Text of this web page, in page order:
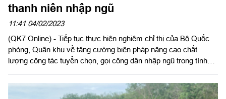
thanh niên nhập ngũ
11:41 04/02/2023
(QK7 Online) - Tiếp tục thực hiện nghiêm chỉ thị của Bộ Quốc
phòng, Quân khu về tăng cường biện pháp nâng cao chất
lượng công tác tuyển chọn, gọi công dân nhập ngũ trong tình
nhiều biện pháp thực hiện tốt công tác tuyển chọn và gọi công
dân nhập ngũ năm 2023. Hiện 15 huyện, thị xã, thành phố trong